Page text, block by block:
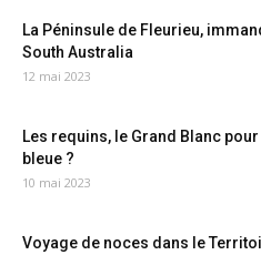
La Péninsule de Fleurieu,
South Australia
12 mai 2023
Les requins, le Grand Blanc
bleue ?
10 mai 2023
Voyage de noces dans le